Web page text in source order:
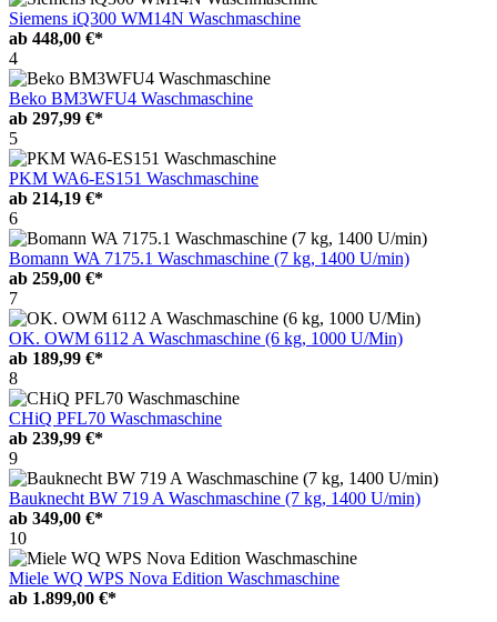
Siemens iQ300 WM14N Waschmaschine
ab 448,00 €*
4
Beko BM3WFU4 Waschmaschine
ab 297,99 €*
5
PKM WA6-ES151 Waschmaschine
ab 214,19 €*
6
Bomann WA 7175.1 Waschmaschine (7 kg, 1400 U/min)
ab 259,00 €*
7
OK. OWM 6112 A Waschmaschine (6 kg, 1000 U/Min)
ab 189,99 €*
8
CHiQ PFL70 Waschmaschine
ab 239,99 €*
9
Bauknecht BW 719 A Waschmaschine (7 kg, 1400 U/min)
ab 349,00 €*
10
Miele WQ WPS Nova Edition Waschmaschine
ab 1.899,00 €*